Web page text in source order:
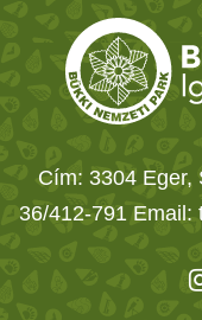
Cím: 3304 Eger,
36/412-791 Email: